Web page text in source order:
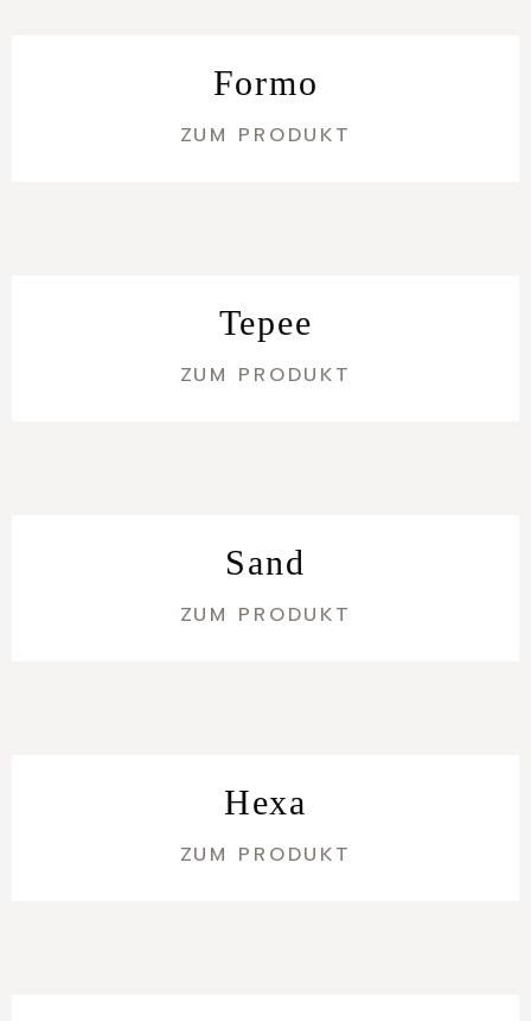
Formo
ZUM PRODUKT
Tepee
ZUM PRODUKT
Sand
ZUM PRODUKT
Hexa
ZUM PRODUKT